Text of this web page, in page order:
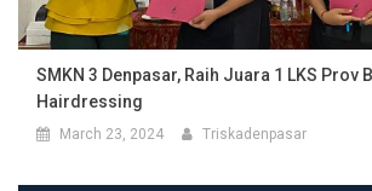
SMKN 3 Denpasar, Raih Juara 1 LKS Prov
Hairdressing
March 23, 2024 Triskadenpasar